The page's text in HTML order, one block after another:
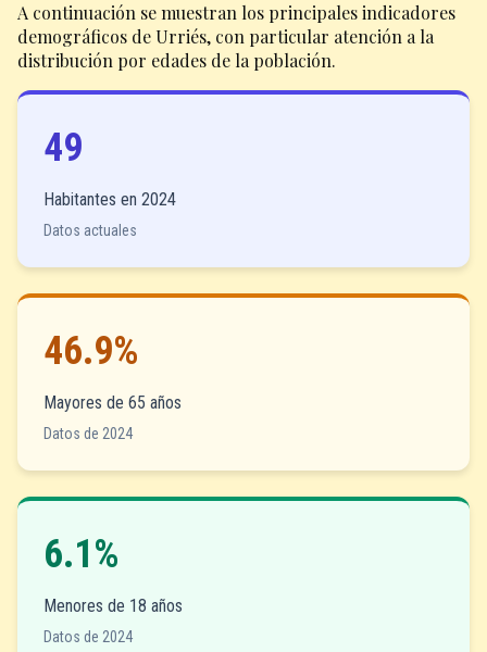
A continuación se muestran los principales indicadores
demográficos de Urriés, con particular atención a la
distribución por edades de la población.
49
Habitantes en 2024
Datos actuales
46.9%
Mayores de 65 años
Datos de 2024
6.1%
Menores de 18 años
Datos de 2024